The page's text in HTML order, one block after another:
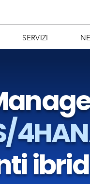
SERVIZI